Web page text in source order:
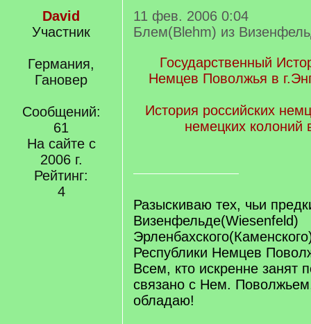
David
Участник
Германия,
Гановер
Сообщений:
61
На сайте с
2006 г.
Рейтинг:
4
11 фев. 2006 0:04
Блем(Blehm) из
Государственный
Немцев Поволжья в
История российских
немецких колоний
Разыскиваю тех, чьи
Визенфельде(Wiesenfeld)
Республики Немцев
Всем, кто искренне занят
связано с Нем.
обладаю!